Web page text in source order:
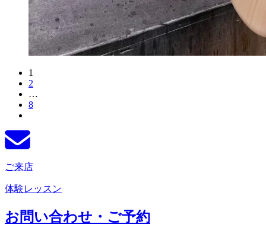
1
2
…
8
ご来店
体験レッスン
お問い合わせ・ご予約